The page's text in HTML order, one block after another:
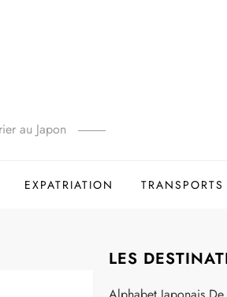
au Japon
EXPATRIATION TRANSPORTS
LES